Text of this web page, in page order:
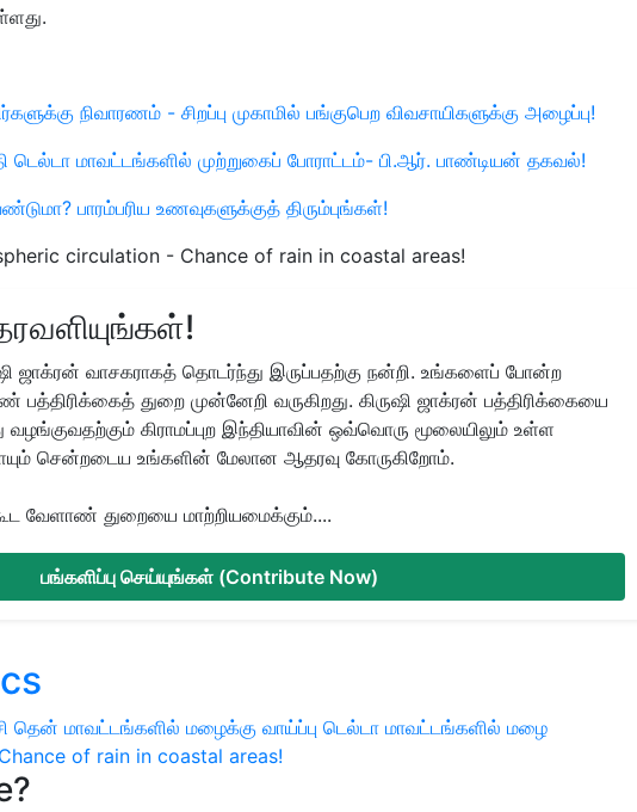
நிவாரணம் - சிறப்பு முகாமில் பங்குபெற விவசாயிகளுக்கு அழைப்பு!
டெல்டா மாவட்டங்களில் முற்றுகைப் போராட்டம்- பி.ஆர். பாண்டியன் தகவல்!
பாரம்பரிய உணவுகளுக்குத் திரும்புங்கள்!
circulation - Chance of rain in coastal areas!
ஜாக்ரன் வாசகராகத் தொடர்ந்து இருப்பதற்கு நன்றி. உங்களைப் போன்ற
துறை முன்னேறி வருகிறது. கிருஷி ஜாக்ரன் பத்திரிக்கையை
கிராமப்புற இந்தியாவின் ஒவ்வொரு மூலையிலும் உள்ள
சென்றடைய உங்களின் மேலான ஆதரவு கோருகிறோம்.
வேளாண் துறையை மாற்றியமைக்கும்....
பங்களிப்பு செய்யுங்கள் (Contribute Now)
தென் மாவட்டங்களில் மழைக்கு வாய்ப்பு டெல்டா மாவட்டங்களில் மழை
Chance of rain in coastal areas!